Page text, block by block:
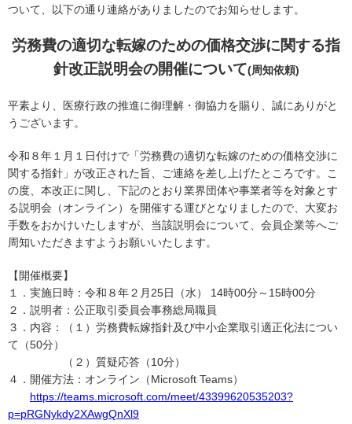
事業者の方へ
出版物・物品の販売
eラーニング・教育資料
地域本部のページ
統計資料
MGR
利用規約
プライバシーポリシー
特定商取引法に基づく表記
ついて、以下の通り連絡がありましたのでお知らせします。
労務費の適切な転嫁のための価格交渉に関する指
針改正説明会の開催について(周知依頼)
平素より、医療行政の推進に御理解・御協力を賜り、誠にありがと
うございます。
令和８年１月１日付けで「労務費の適切な転嫁のための価格交渉に
関する指針」が改正された旨、ご連絡を差し上げたところです。こ
の度、本改正に関し、下記のとおり業界団体や事業者等を対象とす
る説明会（オンライン）を開催する運びとなりましたので、大変お
手数をおかけいたしますが、当該説明会について、会員企業等へご
周知いただきますようお願いいたします。
【開催概要】
１．実施日時：令和８年２月25日（水） 14時00分～15時00分
２．説明者：公正取引委員会事務総局職員
３．内容：（１）労務費転嫁指針及び中小企業取引適正化法につい
て（50分）
（２）質疑応答（10分）
４．開催方法：オンライン（Microsoft Teams）
https://teams.microsoft.com/meet/43399620535203?
p=pRGNykdy2XAwgQnXl9